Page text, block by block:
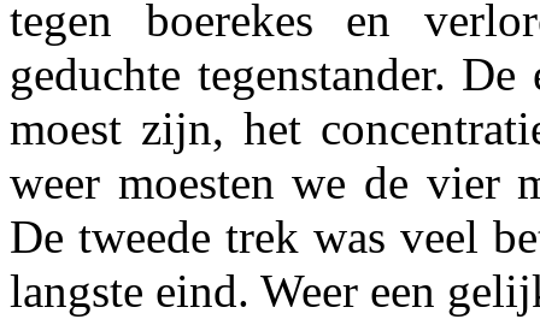
tegen boerekes en
geduchte tegenstander.
moest zijn, het
weer moesten we de vier
De tweede trek was veel
langste eind. Weer een